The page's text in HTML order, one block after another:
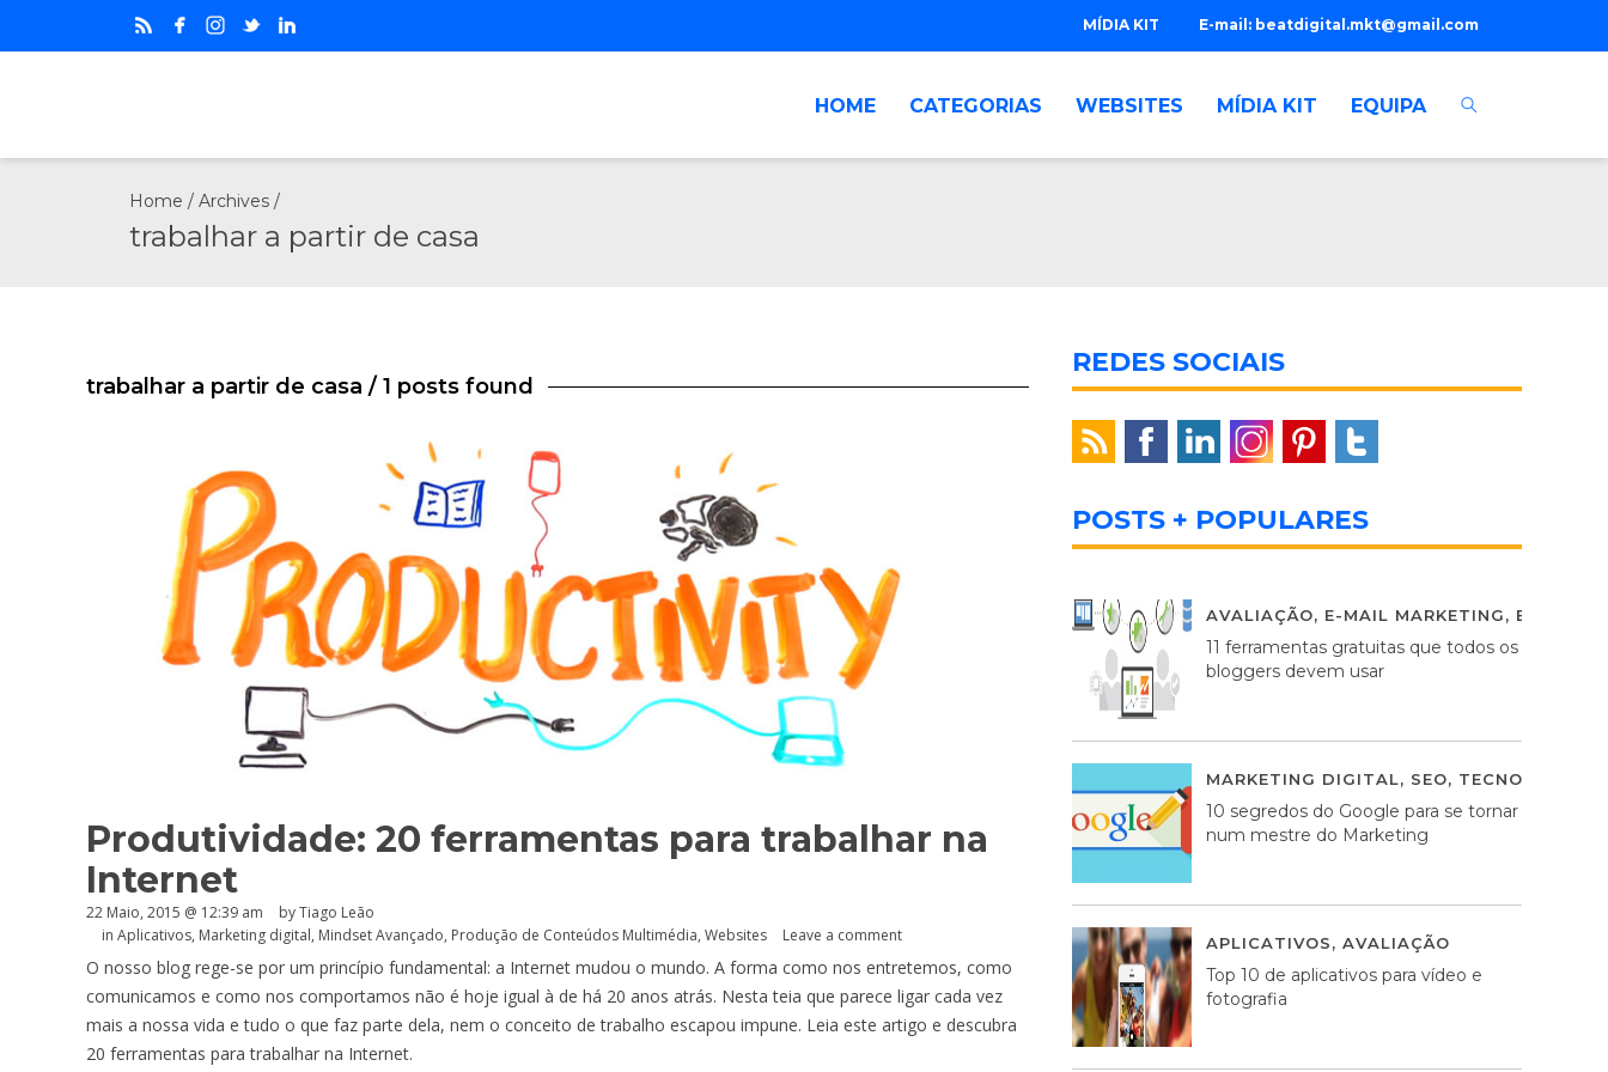
E-mail: beatdigital.mkt@gmail.com
MÍDIA KIT
HOME CATEGORIAS WEBSITES MÍDIA KIT EQUIPA
Home / Archives /
trabalhar a partir de casa
trabalhar a partir de casa / 1 posts found
Produtividade: 20 ferramentas para trabalhar na
Internet
22 Maio, 2015 @ 12:39 am
by Tiago Leão
in Aplicativos, Marketing digital, Mindset Avançado, Produção de Conteúdos Multimédia, Websites Leave a comment
O nosso blog rege-se por um princípio fundamental: a Internet mudou o mundo. A forma como nos entretemos, como
comunicamos e como nos comportamos não é hoje igual à de há 20 anos atrás. Nesta teia que parece ligar cada vez
mais a nossa vida e tudo o que faz parte dela, nem o conceito de trabalho escapou impune. Leia este artigo e descubra
20 ferramentas para trabalhar na Internet.
REDES SOCIAIS
POSTS + POPULARES
AVALIAÇÃO, E-MAIL MARKETING,
11 ferramentas gratuitas que todos os
bloggers devem usar
MARKETING DIGITAL, SEO, TECNOLOGIA
10 segredos do Google para se tornar
num mestre do Marketing
APLICATIVOS, AVALIAÇÃO
Top 10 de aplicativos para vídeo e
fotografia